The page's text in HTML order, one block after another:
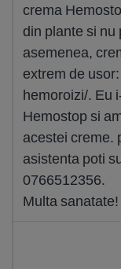
crema
din plante si nu
asemenea,
extrem de
hemoroizi/. Eu
Hemostop si
acestei creme.
asistenta poti
0766512356.
Multa sanatate!